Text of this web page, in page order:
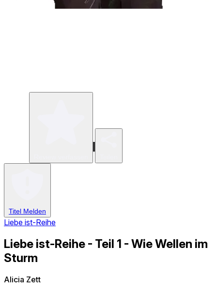
Titel Melden
Liebe ist-Reihe
Liebe ist-Reihe - Teil 1 - Wie Wellen im
Sturm
Alicia Zett